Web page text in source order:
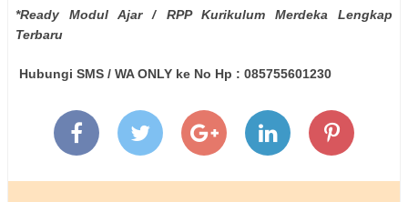
*Ready Modul Ajar / RPP Kurikulum Merdeka Lengkap
Terbaru
Hubungi SMS / WA ONLY ke No Hp : 085755601230